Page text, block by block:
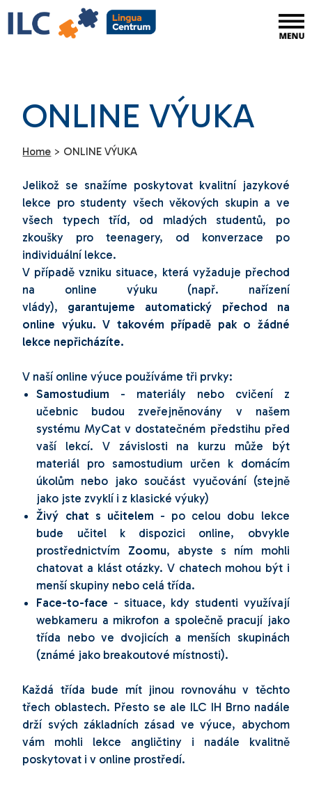
ONLINE VÝUKA
Home > ONLINE VÝUKA
Jelikož se snažíme poskytovat kvalitní jazykové
lekce pro studenty všech věkových skupin a ve
všech typech tříd, od mladých studentů, po
zkoušky pro teenagery, od konverzace po
individuální lekce.
V případě vzniku situace, která vyžaduje přechod
na online výuku (např. nařízení
vlády), garantujeme automatický přechod na
online výuku. V takovém případě pak o žádné
lekce nepřicházíte.
V naší online výuce používáme tři prvky:
Samostudium
- materiály nebo cvičení z
učebnic budou zveřejněnovány v našem
systému MyCat v dostatečném předstihu před
vaší lekcí. V závislosti na kurzu může být
materiál pro samostudium určen k domácím
úkolům nebo jako součást vyučování (stejně
jako jste zvyklí i z klasické výuky)
Živý chat s učitelem - po celou dobu lekce
bude učitel k dispozici online, obvykle
prostřednictvím Zoomu, abyste s ním mohli
chatovat a klást otázky. V chatech mohou být i
menší skupiny nebo celá třída.
Face-to-face - situace, kdy studenti využívají
webkameru a mikrofon a společně pracují jako
třída nebo ve dvojicích a menších skupinách
(známé jako breakoutové místnosti).
Každá třída bude mít jinou rovnováhu v těchto
třech oblastech. Přesto se ale ILC IH Brno nadále
drží svých základních zásad ve výuce, abychom
vám mohli lekce angličtiny i nadále kvalitně
poskytovat i v online prostředí.